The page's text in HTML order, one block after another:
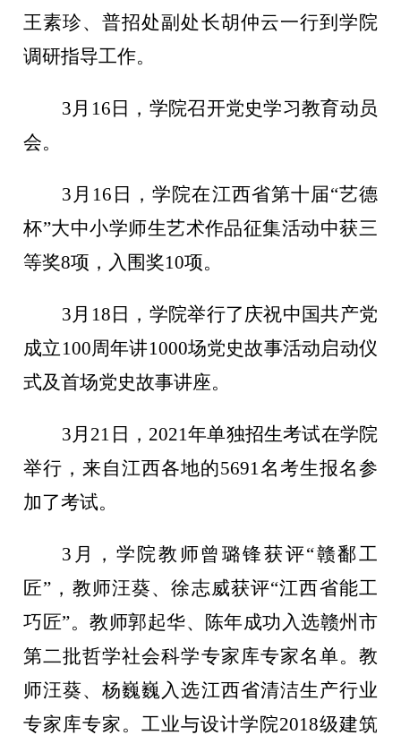
王素珍、普招处副处长胡仲云一行到学院
调研指导工作。
3月16日，学院召开党史学习教育动员
会。
3月16日，学院在江西省第十届“艺德
杯”大中小学师生艺术作品征集活动中获三
等奖8项，入围奖10项。
3月18日，学院举行了庆祝中国共产党
成立100周年讲1000场党史故事活动启动仪
式及首场党史故事讲座。
3月21日，2021年单独招生考试在学院
举行，来自江西各地的5691名考生报名参
加了考试。
3月，学院教师曾璐锋获评“赣鄱工
匠”，教师汪葵、徐志威获评“江西省能工
巧匠”。教师郭起华、陈年成功入选赣州市
第二批哲学社会科学专家库专家名单。教
师汪葵、杨巍巍入选江西省清洁生产行业
专家库专家。工业与设计学院2018级建筑